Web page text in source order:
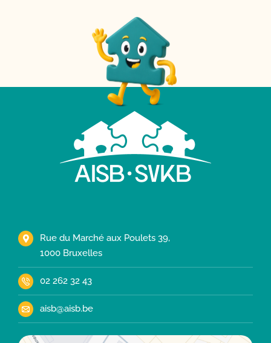
Rue du Marché aux Poulets 39,
1000 Bruxelles
02 262 32 43
aisb@aisb.be